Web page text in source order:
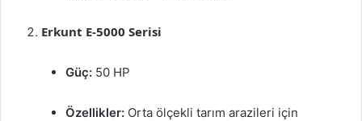
Erkunt E-5000 Serisi
Güç: 50 HP
Özellikler: Orta ölçekli tarım arazileri için